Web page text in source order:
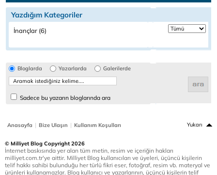
Yazdığım Kategoriler
İnançlar (6)
Bloglarda Yazarlarda Galerilerde
Sadece bu yazarın bloglarında ara
Anasayfa | Bize Ulaşın | Kullanım Koşulları Yukarı
© Milliyet Blog Copyright 2026
İnternet baskısında yer alan tüm metin, resim ve içeriğin hakları
milliyet.com.tr'ye aittir. Milliyet Blog kullanıcıları ve üyeleri, üçüncü kişilerin
telif hakkı sahibi bulunduğu her türlü fikri eser, fotoğraf, resim vb. materyal ve
ürünleri kullanamazlar. Blog kullanıcı ve yazarlarının, üçüncü kişilerin telif